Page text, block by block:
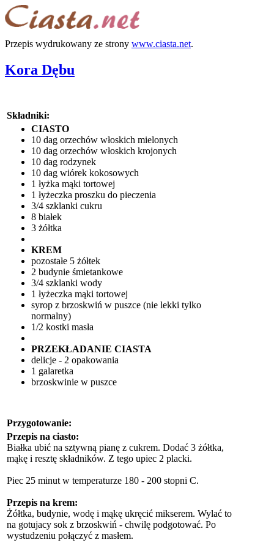
Przepis wydrukowany ze strony www.ciasta.net.
Kora Dębu
Składniki:
CIASTO
10 dag orzechów włoskich mielonych
10 dag orzechów włoskich krojonych
10 dag rodzynek
10 dag wiórek kokosowych
1 łyżka mąki tortowej
1 łyżeczka proszku do pieczenia
3/4 szklanki cukru
8 białek
3 żółtka
KREM
pozostałe 5 żółtek
2 budynie śmietankowe
3/4 szklanki wody
1 łyżeczka mąki tortowej
syrop z brzoskwiń w puszce (nie lekki tylko
normalny)
1/2 kostki masła
PRZEKŁADANIE CIASTA
delicje - 2 opakowania
1 galaretka
brzoskwinie w puszce
Przygotowanie:
Przepis na ciasto:
Białka ubić na sztywną pianę z cukrem. Dodać 3 żółtka,
mąkę i resztę składników. Z tego upiec 2 placki.
Piec 25 minut w temperaturze 180 - 200 stopni C.
Przepis na krem:
Żółtka, budynie, wodę i mąkę ukręcić mikserem. Wylać to
na gotujacy sok z brzoskwiń - chwilę podgotować. Po
wystudzeniu połączyć z masłem.